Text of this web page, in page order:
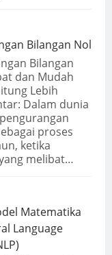
Bilangan Nol
Bilangan
dan Mudah
Lebih
Dalam dunia
proses
ketika
melibat…
Matematika
Language